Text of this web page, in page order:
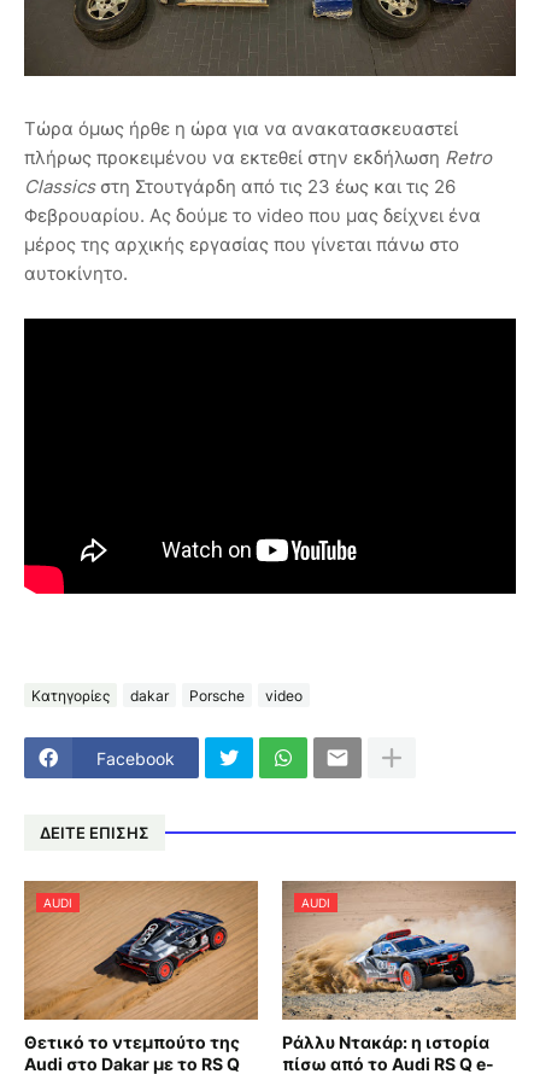
Τώρα όμως ήρθε η ώρα για να ανακατασκευαστεί
πλήρως προκειμένου να εκτεθεί στην εκδήλωση Retro
Classicsστη Στουτγάρδη από τις 23 έως και τις 26
Φεβρουαρίου. Ας δούμε το video που μας δείχνει ένα
μέρος της αρχικής εργασίας που γίνεται πάνω στο
αυτοκίνητο.
Κατηγορίες dakar Porsche video
Facebook
ΔΕΙΤΕ ΕΠΙΣΗΣ
AUDI
Θετικό το ντεμπούτο της
Audi στο Dakar με το RS Q
AUDI
Ράλλυ Ντακάρ: η ιστορία
πίσω από το Audi RS Q e-